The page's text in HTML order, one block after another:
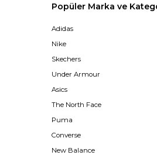
Popüler Marka ve
Adidas
Nike
Skechers
Under Armour
Asics
The North Face
Puma
Converse
New Balance